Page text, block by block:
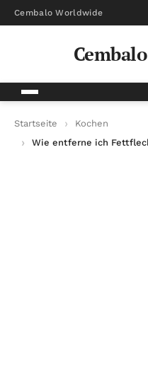
Cembalo Worldwide
Startseite
Kochen
Wie entferne ich